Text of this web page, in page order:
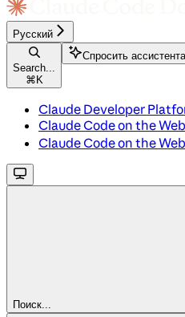
Русский
Search...
⌘ K
Спросить ассистента
Claude Developer
Claude Code on the Web
Claude Code on the Web
Поиск...